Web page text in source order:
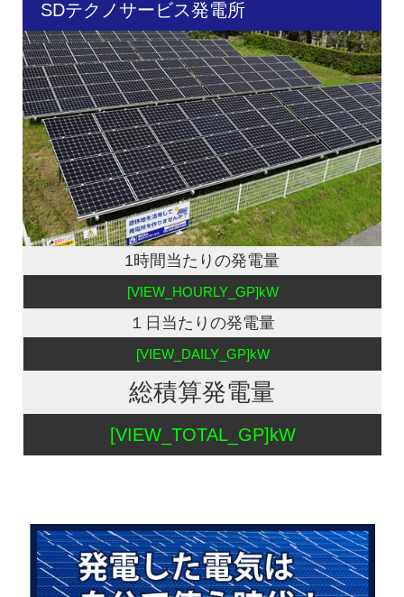
SDテクノサービス発電所
1時間当たりの発電量
[VIEW_HOURLY_GP]kW
１日当たりの発電量
[VIEW_DAILY_GP]kW
総積算発電量
[VIEW_TOTAL_GP]kW